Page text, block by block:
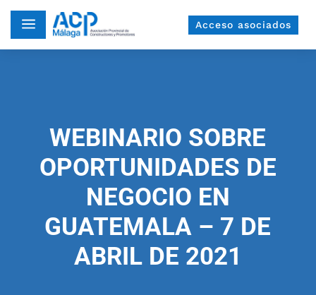
a Acceso asociados
WEBINARIO SOBRE
OPORTUNIDADES DE
NEGOCIO EN
GUATEMALA – 7 DE
ABRIL DE 2021